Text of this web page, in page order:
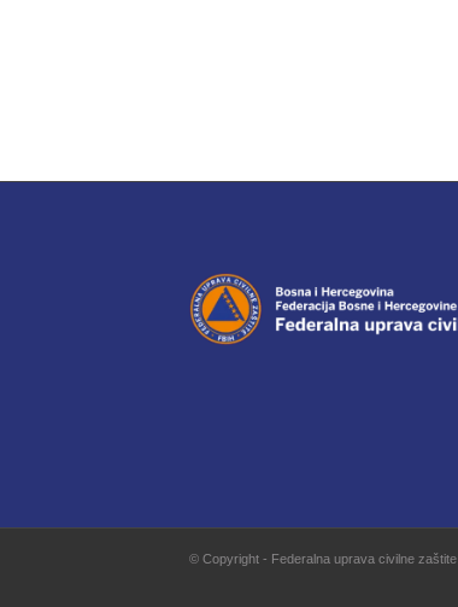
© Copyright - Federalna uprava civilne zaštite